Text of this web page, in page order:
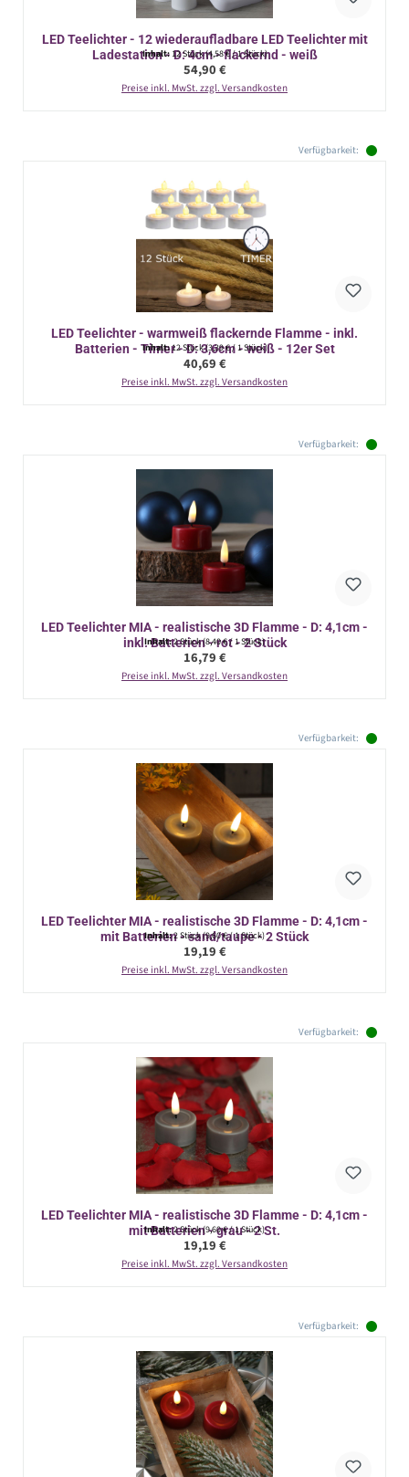
LED Teelichter - 12 wiederaufladbare LED Teelichter mit
Ladestation - D: 4cm - flackernd - weiß
Inhalt:12 Stück(4,58 € / 1 Stück)
Regulärer Preis:
54,90 €
Preise inkl. MwSt. zzgl. Versandkosten
Verfügbarkeit:
LED Teelichter - warmweiß flackernde Flamme - inkl.
Batterien - Timer - D: 3,6cm - weiß - 12er Set
Inhalt:12 Stück(3,39 € / 1 Stück)
Regulärer Preis:
40,69 €
Preise inkl. MwSt. zzgl. Versandkosten
Verfügbarkeit:
LED Teelichter MIA - realistische 3D Flamme - D: 4,1cm -
inkl. Batterien - rot - 2 Stück
Inhalt:2 Stück(8,40 € / 1 Stück)
Regulärer Preis:
16,79 €
Preise inkl. MwSt. zzgl. Versandkosten
Verfügbarkeit:
LED Teelichter MIA - realistische 3D Flamme - D: 4,1cm -
mit Batterien - sand/taupe - 2 Stück
Inhalt:2 Stück(9,60 € / 1 Stück)
Regulärer Preis:
19,19 €
Preise inkl. MwSt. zzgl. Versandkosten
Verfügbarkeit:
LED Teelichter MIA - realistische 3D Flamme - D: 4,1cm -
mit Batterien - grau - 2 St.
Inhalt:2 Stück(9,60 € / 1 Stück)
Regulärer Preis:
19,19 €
Preise inkl. MwSt. zzgl. Versandkosten
Verfügbarkeit: